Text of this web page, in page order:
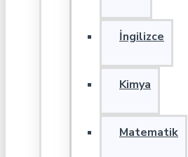
İngilizce
Kimya
Matematik